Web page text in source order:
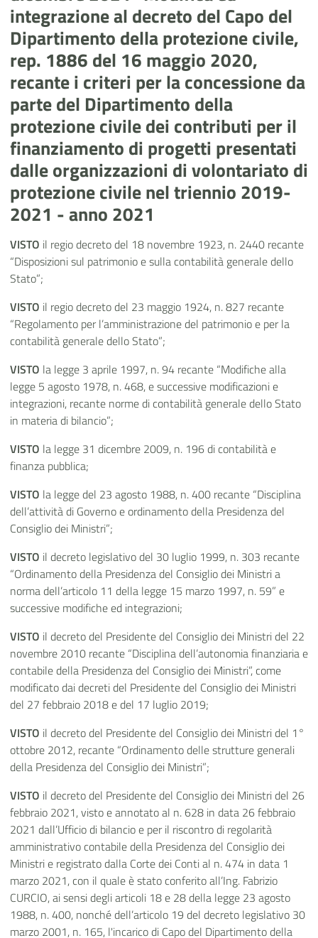
integrazione al decreto del Capo del
Dipartimento della protezione civile,
rep. 1886 del 16 maggio 2020,
recante i criteri per la concessione da
parte del Dipartimento della
protezione civile dei contributi per il
finanziamento di progetti presentati
dalle organizzazioni di volontariato di
protezione civile nel triennio 2019-
2021 - anno 2021
VISTO il regio decreto del 18 novembre 1923, n. 2440 recante
“Disposizioni sul patrimonio e sulla contabilità generale dello
Stato”;
VISTO il regio decreto del 23 maggio 1924, n. 827 recante
“Regolamento per l’amministrazione del patrimonio e per la
contabilità generale dello Stato”;
VISTO la legge 3 aprile 1997, n. 94 recante “Modifiche alla
legge 5 agosto 1978, n. 468, e successive modificazioni e
integrazioni, recante norme di contabilità generale dello Stato
in materia di bilancio”;
VISTO la legge 31 dicembre 2009, n. 196 di contabilità e
finanza pubblica;
VISTO la legge del 23 agosto 1988, n. 400 recante “Disciplina
dell’attività di Governo e ordinamento della Presidenza del
Consiglio dei Ministri”;
VISTO il decreto legislativo del 30 luglio 1999, n. 303 recante
“Ordinamento della Presidenza del Consiglio dei Ministri a
norma dell’articolo 11 della legge 15 marzo 1997, n. 59” e
successive modifiche ed integrazioni;
VISTO il decreto del Presidente del Consiglio dei Ministri del 22
novembre 2010 recante “Disciplina dell’autonomia finanziaria e
contabile della Presidenza del Consiglio dei Ministri”, come
modificato dai decreti del Presidente del Consiglio dei Ministri
del 27 febbraio 2018 e del 17 luglio 2019;
VISTO il decreto del Presidente del Consiglio dei Ministri del 1°
ottobre 2012, recante “Ordinamento delle strutture generali
della Presidenza del Consiglio dei Ministri”;
VISTO il decreto del Presidente del Consiglio dei Ministri del 26
febbraio 2021, visto e annotato al n. 628 in data 26 febbraio
2021 dall’Ufficio di bilancio e per il riscontro di regolarità
amministrativo contabile della Presidenza del Consiglio dei
Ministri e registrato dalla Corte dei Conti al n. 474 in data 1
marzo 2021, con il quale è stato conferito all’Ing. Fabrizio
CURCIO, ai sensi degli articoli 18 e 28 della legge 23 agosto
1988, n. 400, nonché dell’articolo 19 del decreto legislativo 30
marzo 2001, n. 165, l'incarico di Capo del Dipartimento della